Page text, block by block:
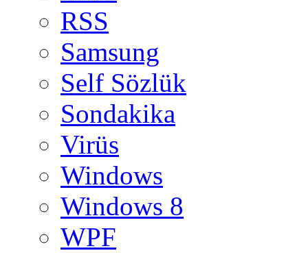
RSS
Samsung
Self Sözlük
Sondakika
Virüs
Windows
Windows 8
WPF